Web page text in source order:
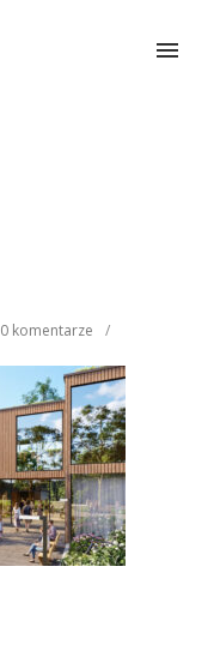
0 komentarze /